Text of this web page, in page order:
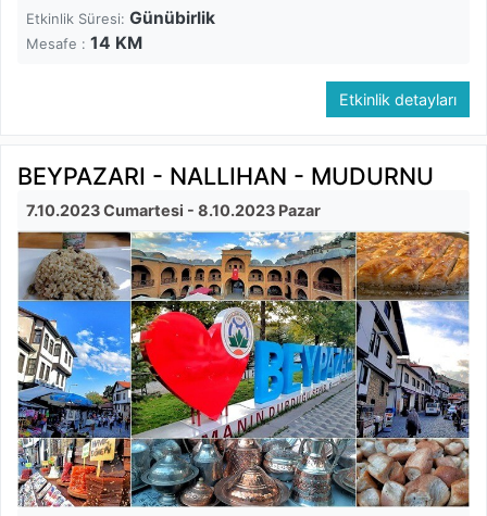
Etkinlik Süresi: Günübirlik
Mesafe : 14 KM
Etkinlik detayları
BEYPAZARI - NALLIHAN - MUDURNU
7.10.2023 Cumartesi - 8.10.2023 Pazar